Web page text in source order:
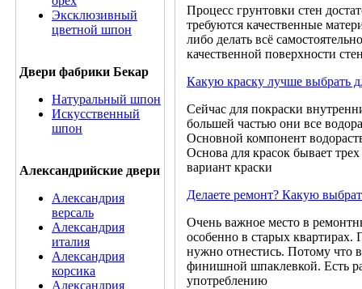
Эксклюзивный
цветной шпон
Двери фабрики Бекар
Натуральный шпон
Искусственный
шпон
Александрийские двери
Александрия
версаль
Александрия
италия
Александрия
корсика
Александрия
Процесс грунтовки стен
требуются качественные
либо делать всё
качественной поверхности
Какую краску лучше выбрать
Сейчас для покраски
большей частью они все
Основной компонент
Основа для красок бывает
вариант краски
Делаете ремонт? Какую
Очень важное место в
особенно в старых квартирах.
нужно отнестись. Потому что
финишной шпаклевкой. Есть
употреблению